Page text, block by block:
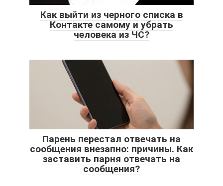
Как выйти из черного списка в
Контакте самому и убрать
человека из ЧС?
Парень перестал отвечать на
сообщения внезапно: причины. Как
заставить парня отвечать на
сообщения?